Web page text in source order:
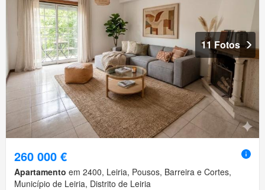
11 Fotos
260 000 €
Apartamento em 2400, Leiria, Pousos, Barreira e Cortes,
Município de Leiria, Distrito de Leiria